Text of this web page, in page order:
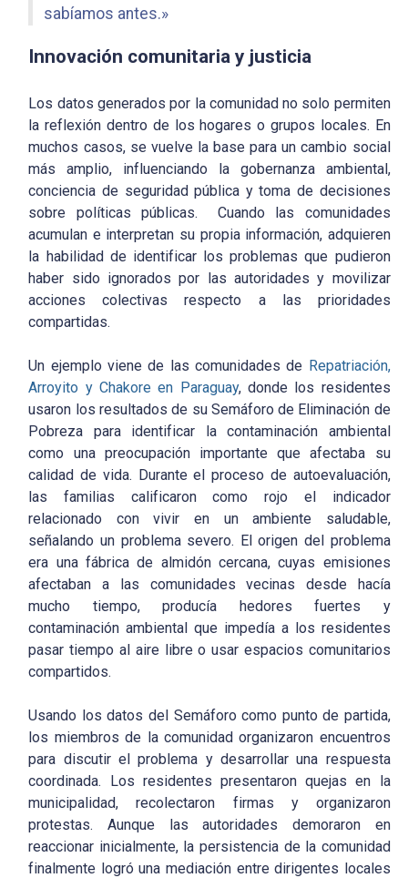
sabíamos antes.»
Innovación comunitaria y justicia
Los datos generados por la comunidad no solo permiten
la reflexión dentro de los hogares o grupos locales. En
muchos casos, se vuelve la base para un cambio social
más amplio, influenciando la gobernanza ambiental,
conciencia de seguridad pública y toma de decisiones
sobre políticas públicas. Cuando las comunidades
acumulan e interpretan su propia información, adquieren
la habilidad de identificar los problemas que pudieron
haber sido ignorados por las autoridades y movilizar
acciones colectivas respecto a las prioridades
compartidas.
Un ejemplo viene de las comunidades de Repatriación,
Arroyito y Chakore en Paraguay, donde los residentes
usaron los resultados de su Semáforo de Eliminación de
Pobreza para identificar la contaminación ambiental
como una preocupación importante que afectaba su
calidad de vida. Durante el proceso de autoevaluación,
las familias calificaron como rojo el indicador
relacionado con vivir en un ambiente saludable,
señalando un problema severo. El origen del problema
era una fábrica de almidón cercana, cuyas emisiones
afectaban a las comunidades vecinas desde hacía
mucho tiempo, producía hedores fuertes y
contaminación ambiental que impedía a los residentes
pasar tiempo al aire libre o usar espacios comunitarios
compartidos.
Usando los datos del Semáforo como punto de partida,
los miembros de la comunidad organizaron encuentros
para discutir el problema y desarrollar una respuesta
coordinada. Los residentes presentaron quejas en la
municipalidad, recolectaron firmas y organizaron
protestas. Aunque las autoridades demoraron en
reaccionar inicialmente, la persistencia de la comunidad
finalmente logró una mediación entre dirigentes locales